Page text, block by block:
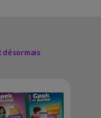
désormais